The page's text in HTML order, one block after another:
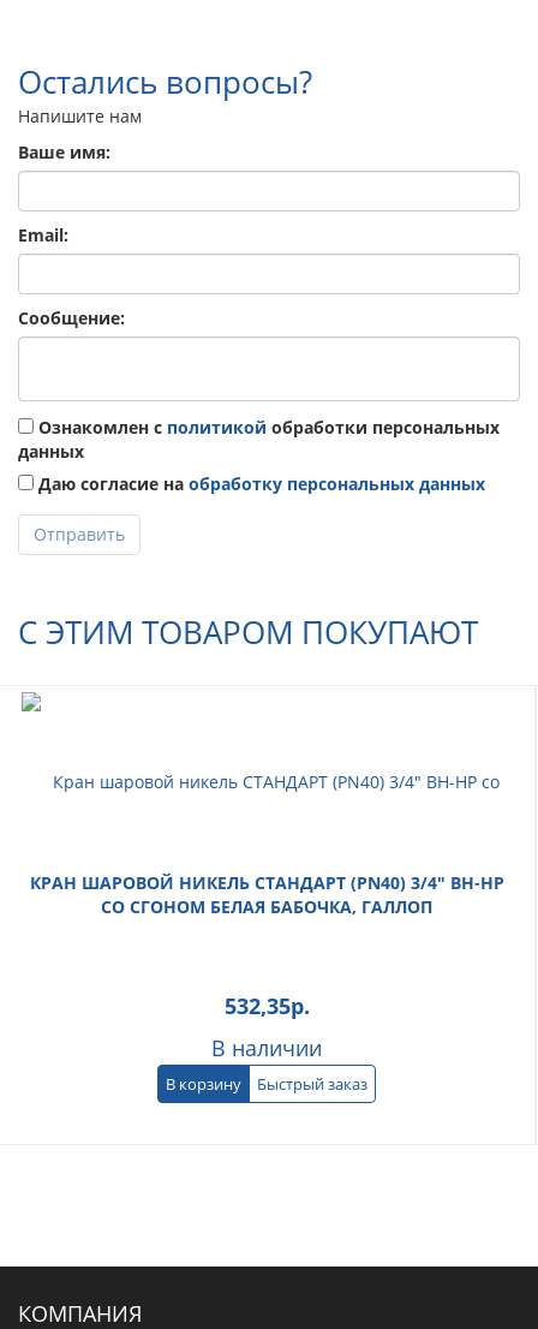
Остались вопросы?
Напишите нам
Ваше имя:
Email:
Сообщение:
Ознакомлен с политикой обработки персональных
данных
Даю согласие на обработку персональных данных
Отправить
С ЭТИМ ТОВАРОМ ПОКУПАЮТ
КРАН ШАРОВОЙ НИКЕЛЬ СТАНДАРТ (PN40) 3/4" ВН-НР
СО СГОНОМ БЕЛАЯ БАБОЧКА, ГАЛЛОП
532,35р.
В наличии
В корзину Быстрый заказ
КОМПАНИЯ